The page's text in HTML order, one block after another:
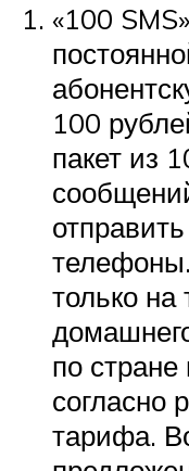
«100
100
пакет из
только на
по стране
согласно
тарифа.